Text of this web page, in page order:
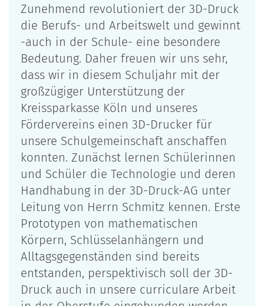
Zunehmend revolutioniert der 3D-Druck
die Berufs- und Arbeitswelt und gewinnt
-auch in der Schule- eine besondere
Bedeutung. Daher freuen wir uns sehr,
dass wir in diesem Schuljahr mit der
großzügiger Unterstützung der
Kreissparkasse Köln und unseres
Fördervereins einen 3D-Drucker für
unsere Schulgemeinschaft anschaffen
konnten. Zunächst lernen Schülerinnen
und Schüler die Technologie und deren
Handhabung in der 3D-Druck-AG unter
Leitung von Herrn Schmitz kennen. Erste
Prototypen von mathematischen
Körpern, Schlüsselanhängern und
Alltagsgegenständen sind bereits
entstanden, perspektivisch soll der 3D-
Druck auch in unsere curriculare Arbeit